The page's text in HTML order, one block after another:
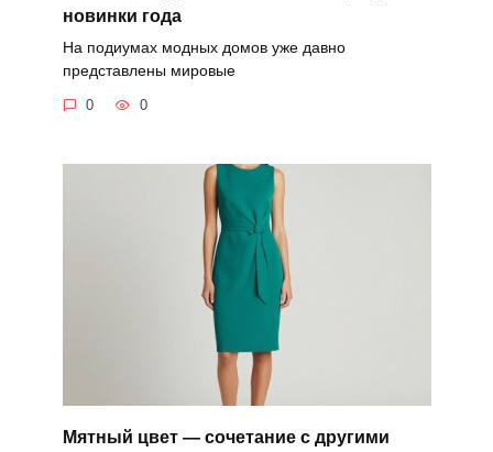
новинки года
На подиумах модных домов уже давно
представлены мировые
0 0
Мятный цвет — сочетание с другими